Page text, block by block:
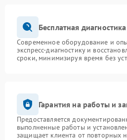
Бесплатная
Современное оборудование и
экспресс-диагностику и
сроки, минимизируя время без
Гарантия на работы и
Предоставляется
выполненные работы и
защищает клиента от повторных